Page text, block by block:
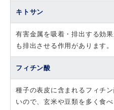
キトサン
有害金属を吸着・排出する効
も排出させる作用があります。
フィチン酸
種子の表皮に含まれるフィチ
いので、玄米や豆類を多く食べ